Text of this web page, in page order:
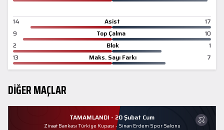
14 Asist
17
9
Top Çalma
10
2
Blok
1
13
Maks. Sayı Farkı 7
DİĞER MAÇLAR
TAMAMLANDI - 20 Şubat Cum
Ziraat Bankası Türkiye Kupası - Sinan Erdem Spor Salonu